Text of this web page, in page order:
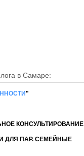
в Самаре:
"
КОНСУЛЬТИРОВАНИЕ
ДЛЯ ПАР. СЕМЕЙНЫЕ